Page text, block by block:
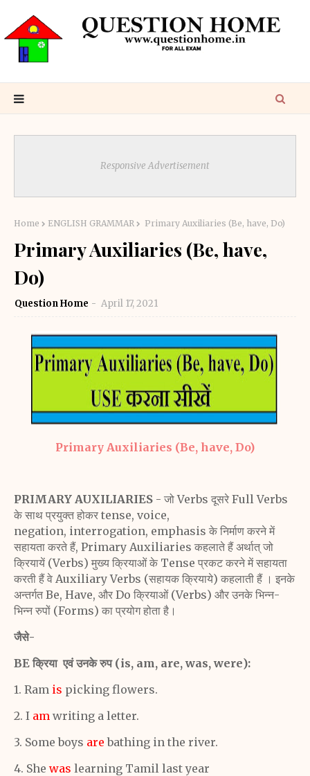
Responsive Advertisement
Home ENGLISH GRAMMAR Primary Auxiliaries (Be, have, Do)
Primary Auxiliaries (Be, have,
Do)
Question Home April 17, 2021
Primary Auxiliaries (Be, have, Do)
PRIMARY AUXILIARIES - जो Verbs दूसरे Full Verbs
के साथ प्रयुक्त होकर tense, voice,
negation, interrogation, emphasis के निर्माण करने में
सहायता करते हैं, Primary Auxiliaries कहलाते हैं अर्थात् जो
क्रियायें (Verbs) मुख्य क्रियाओं के Tense प्रकट करने में सहायता
करती हैं वे AuxiliaryVerbs (सहायक क्रियाये) कहलाती हैं । इनके
अन्तर्गत Be, Have, और Do क्रियाओं (Verbs) और उनके भिन्न-
भिन्न रुपों (Forms) का प्रयोग होता है।
जैसे-
BE क्रिया एवं उनके रुप (is, am, are, was, were):
1. Ram is picking flowers.
2. I am writing a letter.
3. Some boys are bathing in the river.
4. She was learning Tamil last year